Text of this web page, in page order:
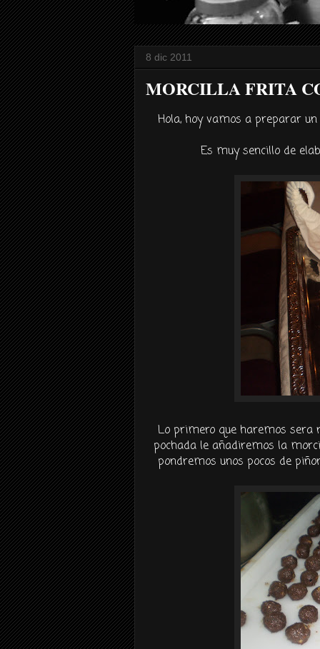
8 dic 2011
MORCILLA FRITA
Hola, hoy vamos a preparar
Es muy sencillo de
Lo primero que haremos sera
pochada le añadiremos la
pondremos unos pocos de